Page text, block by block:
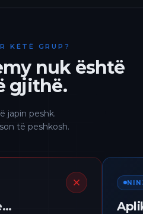
KËTË GRUP?
nuk është
gjithë.
japin peshk.
të peshkosh.